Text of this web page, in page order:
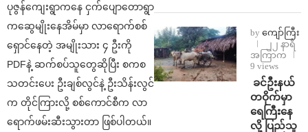
ပုဇွန်ကျေးရွာကနေ ငှက်ပျောတောရွာ
ကဆွေမျိုးနေအိမ်မှာ လာရောက်စစ်
ရှောင်နေတဲ့ အမျိုးသား ၄ ဦးကို
PDFနဲ့ ဆက်စပ်သူတွေဆိုပြီး စကစ
သတင်းပေး ဦးချစ်လွင်နဲ့ ဦးသိန်းလွင်
က တိုင်ကြားလို့ စစ်ကောင်စီက လာ
ရောက်ဖမ်းဆီးသွားတာ ဖြစ်ပါတယ်။
by ကျော်ကြီး
၂၂ နာရီ
အကြာက
9 views
⁩ ⁨ခင်ဦးနယ်
တဝိုက်မှာ
ရေကြီးနေ
လို့ ပြည်သူ